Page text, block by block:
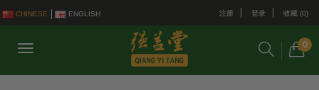
CHINESE ENGLISH 注册 登录 收藏 (0)
0